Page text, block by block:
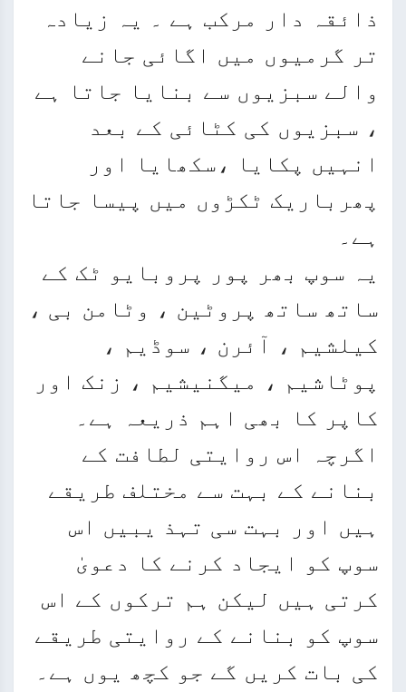
ذائقہ دار مرکب ہے ۔ یہ زیادہ
تر گرمیوں میں اگائی جانے
والے سبزیوں سے بنایا جاتا ہے
، سبزیوں کی کٹائی کے بعد
انہیں پکایا ،سکھایا اور
پھرباریک ٹکڑوں میں پیسا جاتا
ہے۔
یہ سوپ بھر پور پروبایو ٹک کے
ساتھ ساتھ پروٹین ، وٹامن بی ،
کیلشیم ، آئرن ، سوڈیم ،
پوٹاشیم ، میگنیشیم ، زنک اور
کاپر کا بھی اہم ذریعہ ہے۔
اگرچہ اس روایتی لطافت کے
بنانے کے بہت سے مختلف طریقے
ہیں اور بہت سی تہذ یبیں اس
سوپ کو ایجاد کرنے کا دعویٰ
کرتی ہیں لیکن ہم ترکوں کے اس
سوپ کو بنانے کے روایتی طریقے
کی بات کریں گے جو کچھ یوں ہے۔